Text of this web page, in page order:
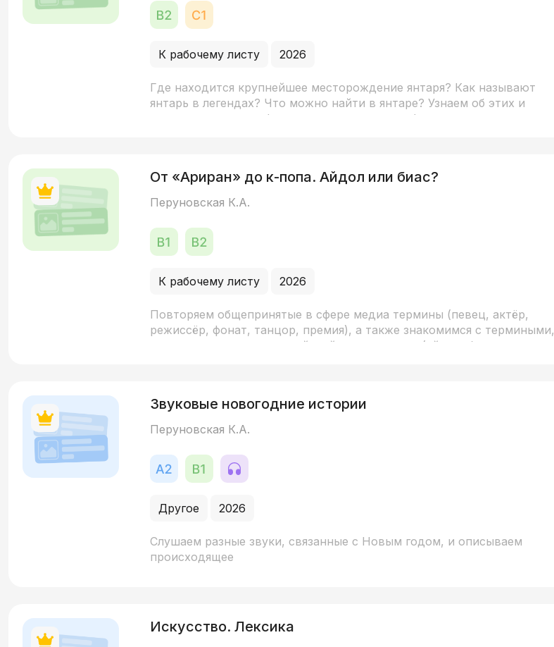
К рабочему листу 2026
Где находится крупнейшее месторождение янтаря? Как называют
янтарь в легендах? Что можно найти в янтаре? Узнаем об этих и
других интересных фактах в интерактивном формате.
От «Ариран» до к-попа. Айдол или биас?
Перуновская К.А.
К рабочему листу 2026
Повторяем общепринятые в сфере медиа термины (певец, актёр,
режиссёр, фонат, танцор, премия), а также знакомимся с термиными,
заимствованными из корейской поп-культуры (айдол, биас, макнэ и
Звуковые новогодние истории
Перуновская К.А.
Другое 2026
Слушаем разные звуки, связанные с Новым годом, и описываем
происходящее
Искусство. Лексика